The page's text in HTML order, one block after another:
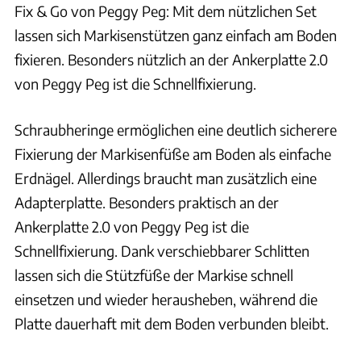
Fix & Go von Peggy Peg: Mit dem nützlichen Set
lassen sich Markisenstützen ganz einfach am Boden
fixieren. Besonders nützlich an der Ankerplatte 2.0
von Peggy Peg ist die Schnellfixierung.
Schraubheringe ermöglichen eine deutlich sicherere
Fixierung der Markisenfüße am Boden als einfache
Erdnägel. Allerdings braucht man zusätzlich eine
Adapterplatte. Besonders praktisch an der
Ankerplatte 2.0 von Peggy Peg ist die
Schnellfixierung. Dank verschiebbarer Schlitten
lassen sich die Stützfüße der Markise schnell
einsetzen und wieder herausheben, während die
Platte dauerhaft mit dem Boden verbunden bleibt.